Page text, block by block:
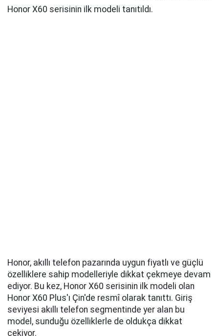
Honor X60 serisinin ilk modeli tanıtıldı.
Honor, akıllı telefon pazarında uygun fiyatlı ve güçlü
özelliklere sahip modelleriyle dikkat çekmeye devam
ediyor. Bu kez, Honor X60 serisinin ilk modeli olan
Honor X60 Plus'ı Çin'de resmî olarak tanıttı. Giriş
seviyesi akıllı telefon segmentinde yer alan bu
model, sunduğu özelliklerle de oldukça dikkat
çekiyor.